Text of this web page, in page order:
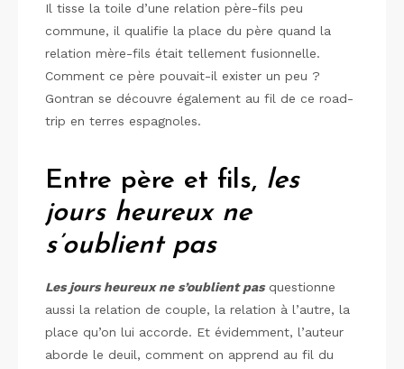
Il tisse la toile d’une relation père-fils peu
commune, il qualifie la place du père quand la
relation mère-fils était tellement fusionnelle.
Comment ce père pouvait-il exister un peu ?
Gontran se découvre également au fil de ce road-
trip en terres espagnoles.
Entre père et fils, les
jours heureux ne
s’oublient pas
Les jours heureux ne s’oublient pasquestionne
aussi la relation de couple, la relation à l’autre, la
place qu’on lui accorde. Et évidemment, l’auteur
aborde le deuil, comment on apprend au fil du